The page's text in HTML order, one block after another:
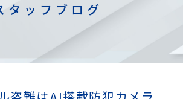
タッフブログ